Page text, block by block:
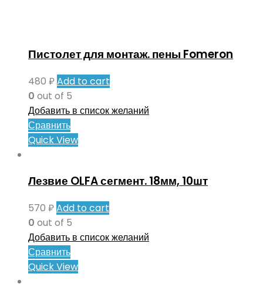
Пистолет для монтаж. пены Fomeron
480 ₽Add to cart
0 out of 5
Добавить в список желаний
Сравнить
Quick View
Лезвие OLFA сегмент. 18мм, 10шт
570 ₽Add to cart
0 out of 5
Добавить в список желаний
Сравнить
Quick View